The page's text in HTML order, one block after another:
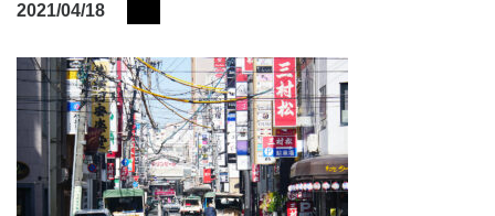
2021/04/18